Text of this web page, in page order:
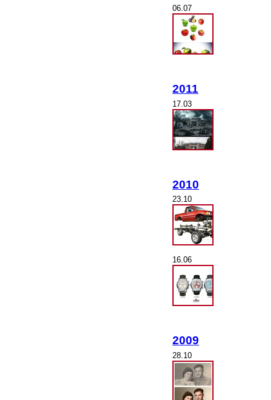
06.07
2011
17.03
2010
23.10
16.06
2009
28.10